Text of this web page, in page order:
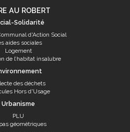
AU ROBERT
Solidarité
d'Action Social
aides sociales
Logement
de l’habitat insalubre
des déchets
Hors d'Usage
Urbanisme
PLU
géométriques